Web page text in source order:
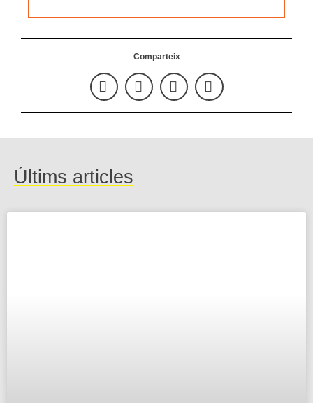
Comparteix
Últims articles